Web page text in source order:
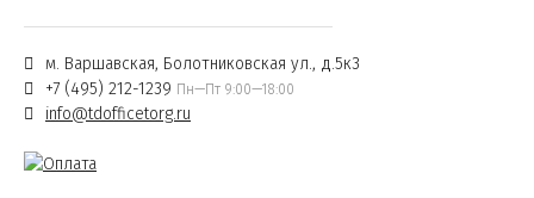
м. Варшавская, Болотниковская ул., д.5к3
+7 (495) 212-1239 Пн—Пт 9:00—18:00
info@tdofficetorg.ru